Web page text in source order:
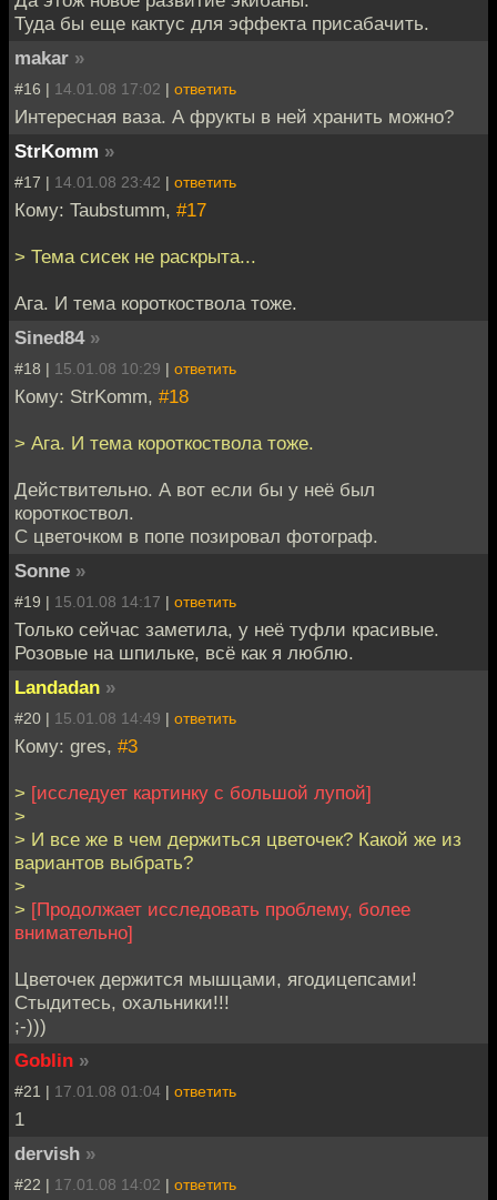
Туда бы еще кактус для эффекта присабачить.
makar »
#16 | 14.01.08 17:02 | ответить
Интересная ваза. А фрукты в ней хранить можно?
StrKomm »
#17 | 14.01.08 23:42 | ответить
Кому: Taubstumm, #17
> Тема сисек не раскрыта...
Ага. И тема короткоствола тоже.
Sined84 »
#18 | 15.01.08 10:29 | ответить
Кому: StrKomm, #18
> Ага. И тема короткоствола тоже.
Действительно. А вот если бы у неё был
короткоствол.
С цветочком в попе позировал фотограф.
Sonne »
#19 | 15.01.08 14:17 | ответить
Только сейчас заметила, у неё туфли красивые.
Розовые на шпильке, всё как я люблю.
Landadan »
#20 | 15.01.08 14:49 | ответить
Кому: gres, #3
> [исследует картинку с большой лупой]
>
> И все же в чем держиться цветочек? Какой же из
вариантов выбрать?
>
> [Продолжает исследовать проблему, более
внимательно]
Цветочек держится мышцами, ягодицепсами!
Стыдитесь, охальники!!!
;-)))
Goblin »
#21 | 17.01.08 01:04 | ответить
1
dervish »
#22 | 17.01.08 14:02 | ответить